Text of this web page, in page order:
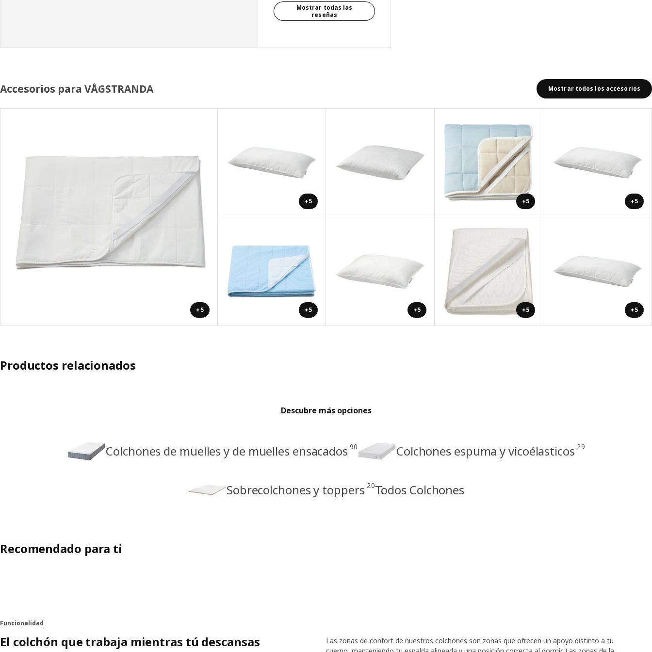
Mostrar todas las
reseñas
Accesorios para VÅGSTRANDA Mostrar todos los accesorios
+5
+5 +5 +5
+5 +5 +5 +5
Productos relacionados
Descubre más opciones
Colchones de muelles y de muelles ensacados 90 Colchones espuma y vicoélasticos 29
Sobrecolchones y toppers 20Todos Colchones
Recomendado para ti
Funcionalidad
El colchón que trabaja mientras tú descansas
Las zonas de confort de nuestros colchones son zonas que ofrecen un apoyo distinto a tu